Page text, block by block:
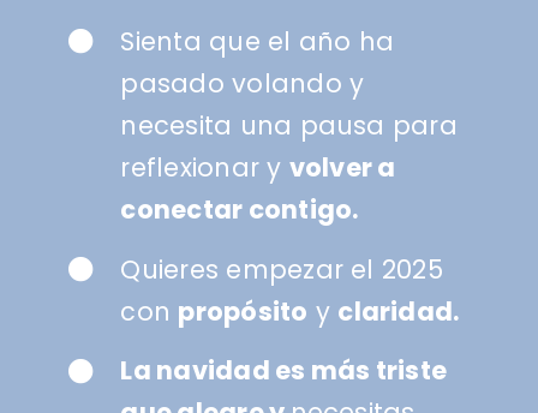
Sienta que el año ha
pasado volando y
necesita una pausa para
reflexionar y volver a
conectar contigo.
Quieres empezar el 2025
con propósito y claridad.
La navidad es más triste